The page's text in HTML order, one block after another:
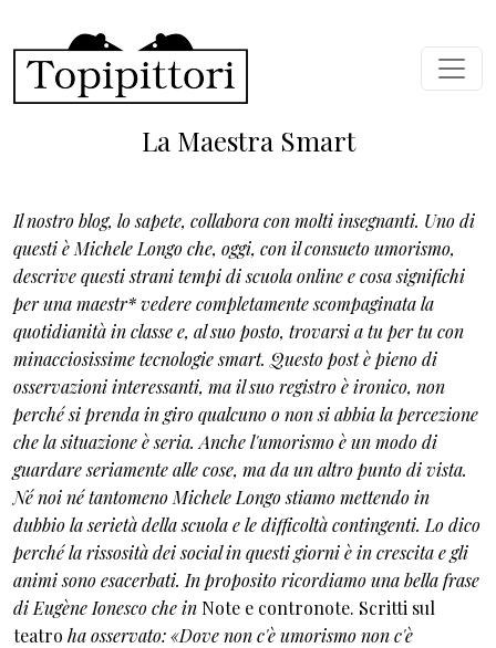
La Maestra Smart
Il nostro blog, lo sapete, collabora con molti insegnanti. Uno di
questi è Michele Longo che, oggi, con il consueto umorismo,
descrive questi strani tempi di scuola online e cosa significhi
per una maestr* vedere completamente scompaginata la
quotidianità in classe e, al suo posto, trovarsi a tu per tu con
minacciosissime tecnologie smart. Questo post è pieno di
osservazioni interessanti, ma il suo registro è ironico, non
perché si prenda in giro qualcuno o non si abbia la percezione
che la situazione è seria. Anche l'umorismo è un modo di
guardare seriamente alle cose, ma da un altro punto di vista.
Né noi né tantomeno Michele Longo stiamo mettendo in
dubbio la serietà della scuola e le difficoltà contingenti. Lo dico
perché la rissosità dei social in questi giorni è in crescita e gli
animi sono esacerbati. In proposito ricordiamo una bella frase
di Eugène Ionesco che in Note e contronote. Scritti sul
teatro ha osservato: «Dove non c'è umorismo non c'è